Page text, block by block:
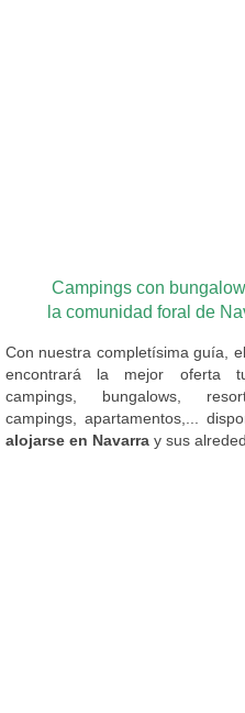
Campings con
la comunidad foral de
Con nuestra completísima guía,
encontrará la mejor oferta
campings, bungalows,
campings, apartamentos,...
alojarse en Navarra y sus